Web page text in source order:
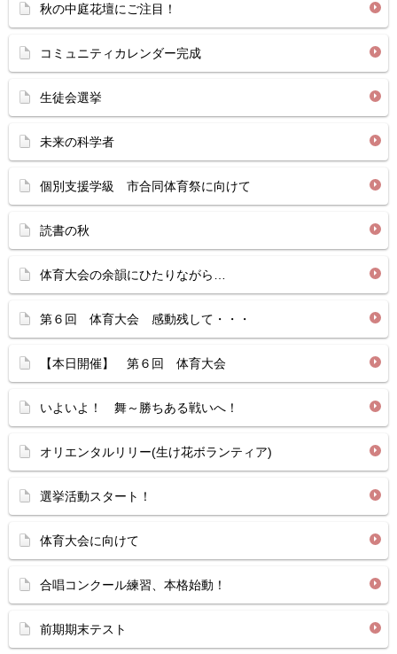
秋の中庭花壇にご注目！
コミュニティカレンダー完成
生徒会選挙
未来の科学者
個別支援学級 市合同体育祭に向けて
読書の秋
体育大会の余韻にひたりながら…
第６回 体育大会 感動残して・・・
【本日開催】 第６回 体育大会
いよいよ！ 舞～勝ちある戦いへ！
オリエンタルリリー(生け花ボランティア)
選挙活動スタート！
体育大会に向けて
合唱コンクール練習、本格始動！
前期期末テスト